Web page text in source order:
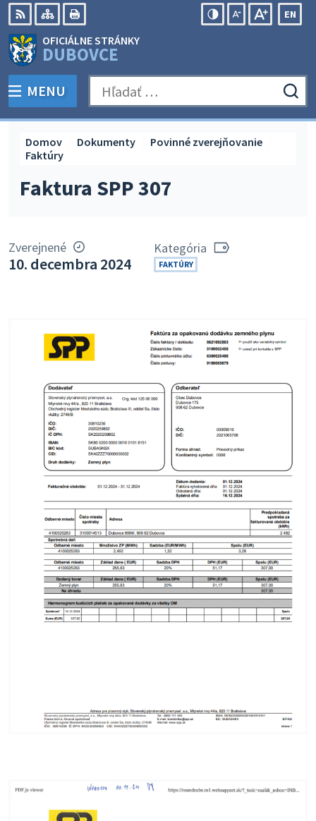
Preskočiť
na
obsah
RSS Mapa
EN
OFICIÁLNE STRÁNKY
DUBOVCE
PREPNÚŤ
MENU Hľadať:
Faktura SPP 307
Domov Dokumenty
Povinné zverejňovanie
Faktúry
Zverejnené
10. decembra 2024
Kategória
FAKTÚRY